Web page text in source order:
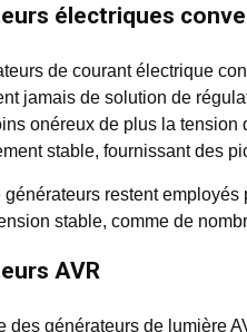
électriques
de courant électrique
jamais de solution de
onéreux de plus la tension
stable, fournissant des
générateurs restent
stable, comme de
AVR
des générateurs de lumière